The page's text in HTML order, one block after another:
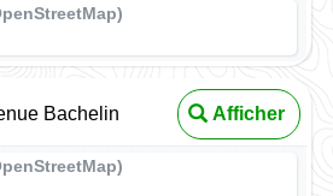
Bachelin Afficher